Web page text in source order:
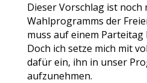
Dieser Vorschlag ist noch
Wahlprogramms der
muss auf einem Parteitag
Doch ich setze mich mit
dafür ein, ihn in unser
aufzunehmen.